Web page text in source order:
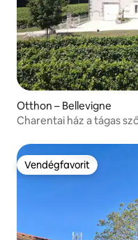
Otthon – Bellevigne
Charentai ház a tágas
Vendégfavorit
Vendégfavorit